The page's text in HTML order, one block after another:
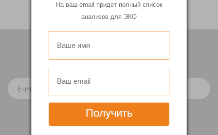
На ваш email придет полный список
анализов для ЭКО
Получить
Подпискана рассылку